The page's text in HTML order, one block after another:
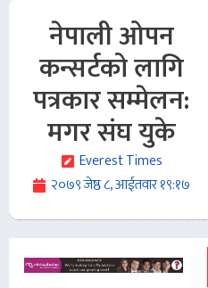
नेपाली ओपन
कन्सर्टको लागि
पत्रकार सम्मेलन:
मगर संघ युके
Everest Times
२०७९ जेष्ठ ८, आईतवार १९:१७